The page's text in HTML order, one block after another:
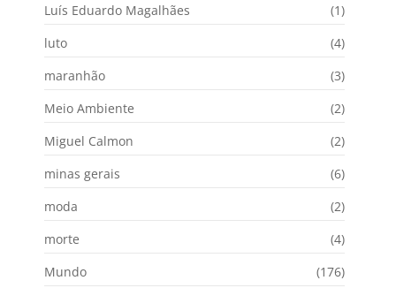
Luís Eduardo Magalhães
(1)
luto
(4)
maranhão
(3)
Meio Ambiente
(2)
Miguel Calmon
(2)
minas gerais
(6)
moda
(2)
morte
(4)
Mundo
(176)